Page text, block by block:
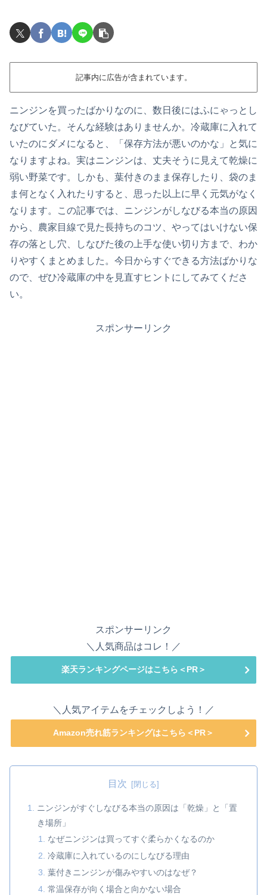
記事内に広告が含まれています。
ニンジンを買ったばかりなのに、数日後にはふにゃっとし
なびていた。そんな経験はありませんか。冷蔵庫に入れて
いたのにダメになると、「保存方法が悪いのかな」と気に
なりますよね。実はニンジンは、丈夫そうに見えて乾燥に
弱い野菜です。しかも、葉付きのまま保存したり、袋のま
ま何となく入れたりすると、思った以上に早く元気がなく
なります。この記事では、ニンジンがしなびる本当の原因
から、農家目線で見た長持ちのコツ、やってはいけない保
存の落とし穴、しなびた後の上手な使い切り方まで、わか
りやすくまとめました。今日からすぐできる方法ばかりな
ので、ぜひ冷蔵庫の中を見直すヒントにしてみてくださ
い。
スポンサーリンク
スポンサーリンク
＼人気商品はコレ！／
楽天ランキングページはこちら＜PR＞
＼人気アイテムをチェックしよう！／
Amazon売れ筋ランキングはこちら＜PR＞
目次
ニンジンがすぐしなびる本当の原因は「乾燥」と「置
き場所」
なぜニンジンは買ってすぐ柔らかくなるのか
冷蔵庫に入れているのにしなびる理由
葉付きニンジンが傷みやすいのはなぜ？
常温保存が向く場合と向かない場合